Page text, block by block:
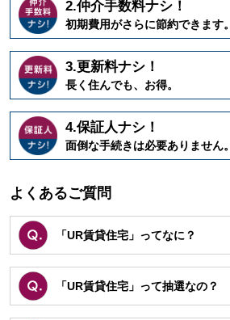
2.仲介手数料ナシ！
初期費用がさらに節約できます。
3.更新料ナシ！
長く住んでも、お得。
4.保証人ナシ！
面倒な手続きは必要ありません。
よくあるご質問
「UR賃貸住宅」ってなに？
「UR賃貸住宅」って抽選なの？